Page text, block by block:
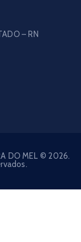
– RN
DO MEL © 2026.